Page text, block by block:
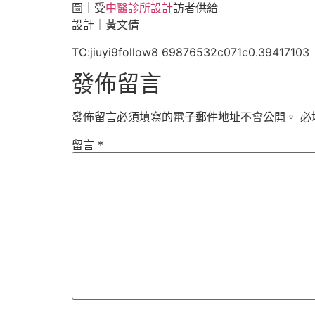
圖｜受中醫診所設計訪者供給
設計｜黃文倩
TC:jiuyi9follow8 69876532c071c0.39417103
發佈留言
發佈留言必須填寫的電子郵件地址不會公開。 必
留言 *